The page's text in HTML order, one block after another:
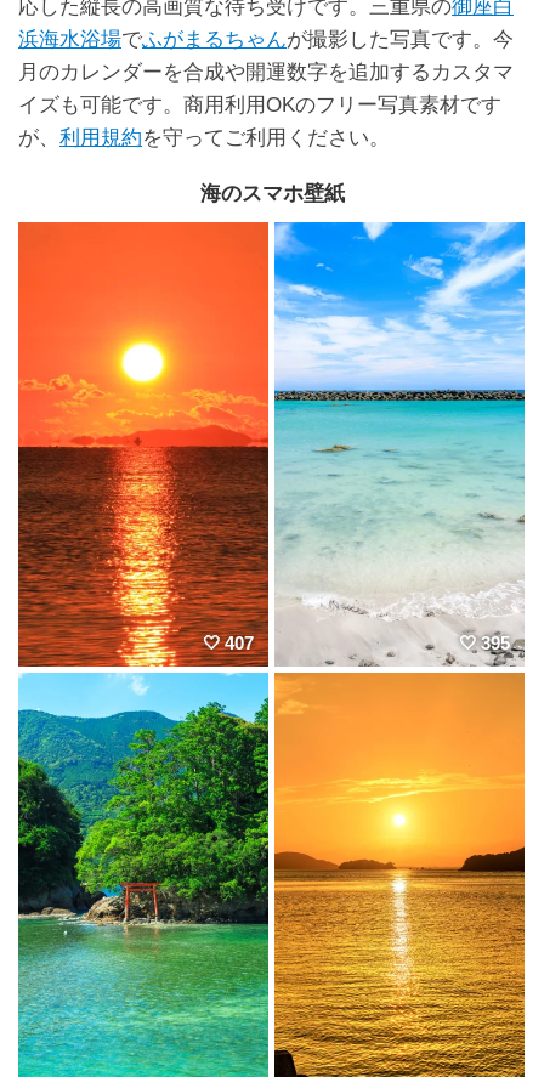
応した縦長の高画質な待ち受けです。三重県の御座白
浜海水浴場でふがまるちゃんが撮影した写真です。今
月のカレンダーを合成や開運数字を追加するカスタマ
イズも可能です。商用利用OKのフリー写真素材です
が、 利用規約を守ってご利用ください。
海のスマホ壁紙
407 395